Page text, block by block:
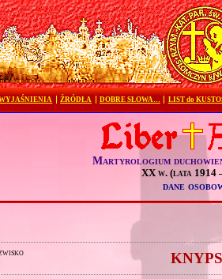
ŹRÓDŁA DOBRE SŁOWA… LIST do
Martyrologium
XX w. (lata 1914
dane
KNYPS